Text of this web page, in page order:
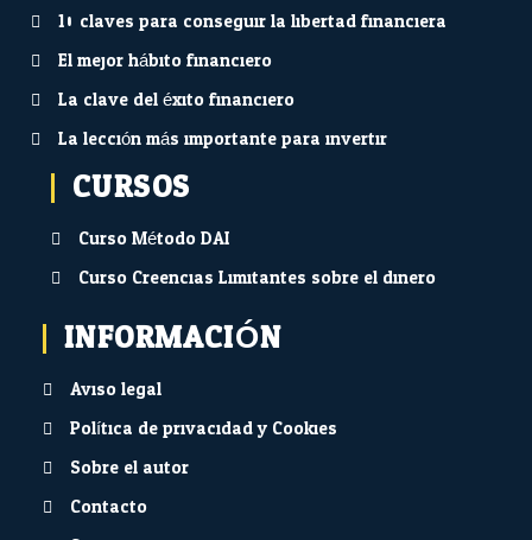
10 claves para conseguir la libertad financiera
El mejor hábito financiero
La clave del éxito financiero
La lección más importante para invertir
CURSOS
Curso Método DAI
Curso Creencias Limitantes sobre el dinero
INFORMACIÓN
Aviso legal
Política de privacidad y Cookies
Sobre el autor
Contacto